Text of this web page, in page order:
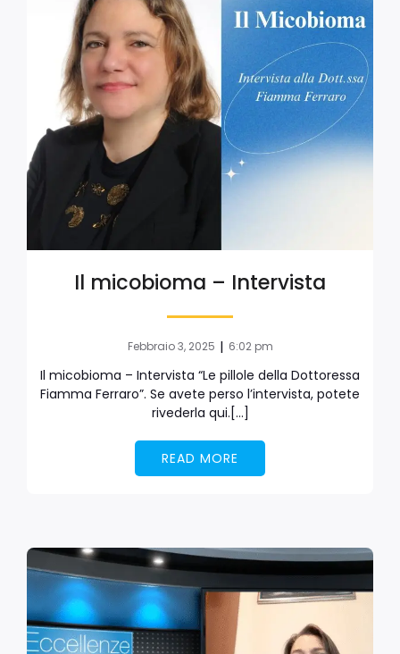
Il micobioma – Intervista
Febbraio 3, 2025 | 6:02 pm
Il micobioma – Intervista “Le pillole della Dottoressa
Fiamma Ferraro”. Se avete perso l’intervista, potete
rivederla qui.[…]
READ MORE